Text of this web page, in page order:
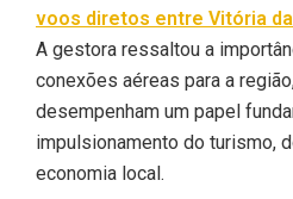
voos diretos entre Vitória
A gestora ressaltou a
conexões aéreas para a
desempenham um papel
impulsionamento do turismo,
economia local.